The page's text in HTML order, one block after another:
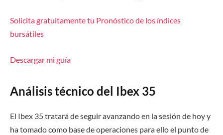
Solicita gratuitamente tu Pronóstico de los índices
bursátiles
Descargar mi guía
Análisis técnico del Ibex 35
El Ibex 35 tratará de seguir avanzando en la sesión de hoy y
ha tomado como base de operaciones para ello el punto de